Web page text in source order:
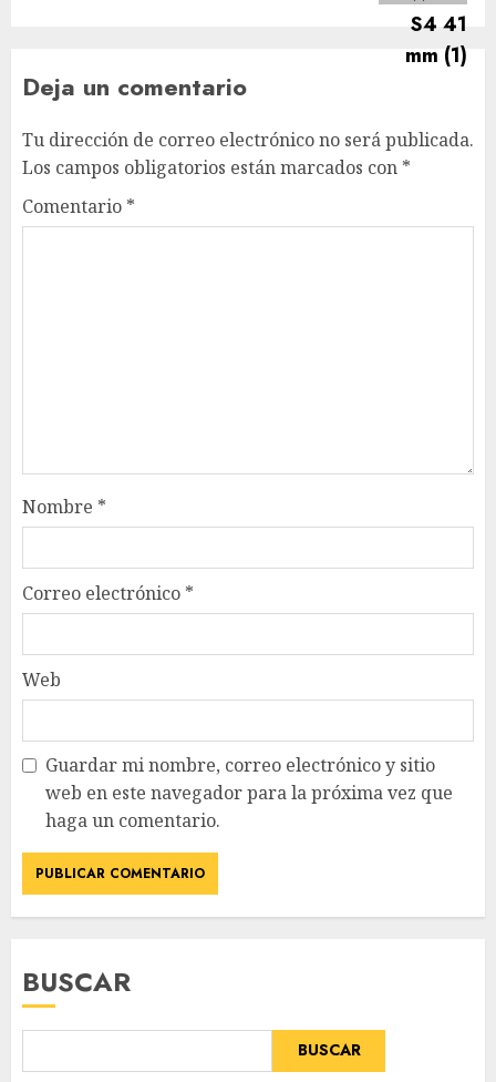
Deja un comentario
Tu dirección de correo electrónico no será publicada.
Los campos obligatorios están marcados con *
Comentario *
Nombre *
Correo electrónico *
Web
Guardar mi nombre, correo electrónico y sitio
web en este navegador para la próxima vez que
haga un comentario.
BUSCAR
BUSCAR